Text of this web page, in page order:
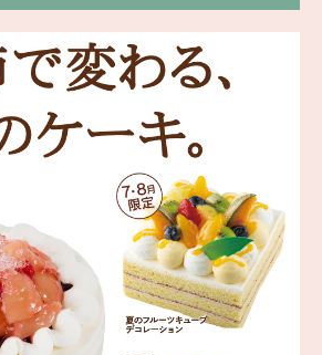
海外 Overseas shops
Indonesia
Singapore
Malaysia
Hong Kong
UAE
Thailand
Vietnam